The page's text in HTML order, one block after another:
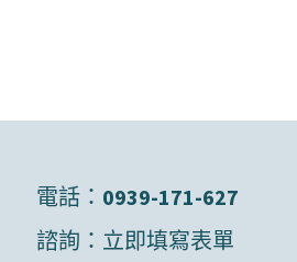
電話： 0939-171-627
諮詢： 立即填寫表單